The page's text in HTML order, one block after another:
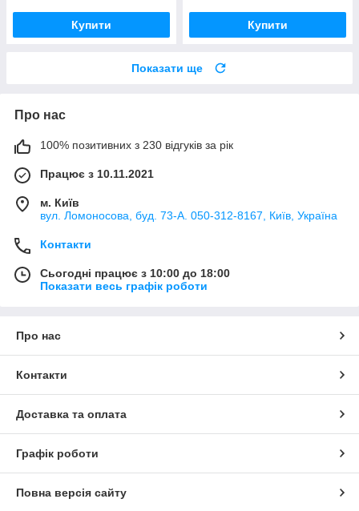
Купити Купити
Показати ще
Про нас
100% позитивних з 230 відгуків за рік
Працює з 10.11.2021
м. Київ
вул. Ломоносова, буд. 73-А. 050-312-8167, Київ, Україна
Контакти
Сьогодні працює з 10:00 до 18:00
Показати весь графік роботи
Про нас
Контакти
Доставка та оплата
Графік роботи
Повна версія сайту